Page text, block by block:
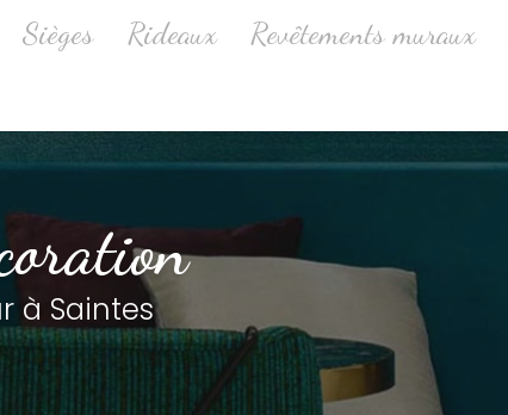
Sièges Rideaux Revêtements muraux
à Saintes